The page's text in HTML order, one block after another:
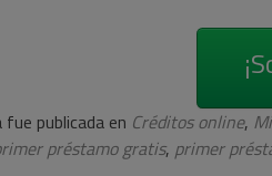
publicada en Créditos online,
préstamo gratis, primer